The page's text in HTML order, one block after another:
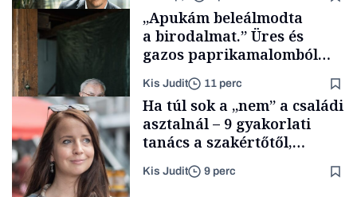
Smart habits
TÁMOGATÓI
TARTALOM
Családi
vállalkozások
„Apukám beleálmodta
a birodalmat.” Üres és
gazos paprikamalomból
lett az igazi családi
fűszersztori
Kis Judit 11 perc
Ha túl sok a „nem” a családi
asztalnál – 9 gyakorlati
tanács a szakértőtől,
hogyan legyünk jól etető
szülők
Kis Judit 9 perc